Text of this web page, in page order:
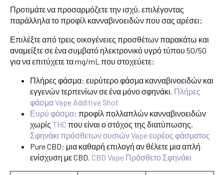
Προτιμάτε να προσαρμόζετε την ισχύ, επιλέγοντας
παράλληλα το προφίλ κανναβινοειδών που σας αρέσει;
Επιλέξτε από τρεις οικογένειες προσθέτων παρακάτω και
αναμείξτε σε ένα συμβατό ηλεκτρονικό υγρό τύπου 50/50
για να επιτύχετε τα mg/mL που στοχεύετε:
Πλήρες φάσμα: ευρύτερο φάσμα κανναβινοειδών και
εγγενών τερπενίων σε ένα μόνο σφηνάκι. Πλήρες
φάσμα Vape Additive Shot
Ευρύ φάσμα: προφίλ πολλαπλών κανναβινοειδών
χωρίς THC που είναι ο στόχος της διατύπωσης.
Σφηνάκι πρόσθετων ουσιών Vape ευρέος φάσματος
Pure CBD: μια καθαρή επιλογή αν θέλετε μια απλή
ενίσχυση με CBD. CBD Vape Πρόσθετο Σφηνάκι